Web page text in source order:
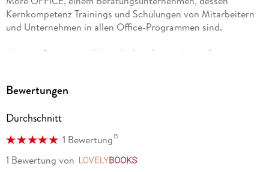
Kernkompetenz Trainings und Schulungen von Mitarbeitern
und Unternehmen in allen Office-Programmen sind.
Margret Degener
ist Wirtschaftsinformatikerin. Sie war als
More OFFICE.
Bewertungen
Durchschnitt
1 Bewertung15
1 Bewertung von